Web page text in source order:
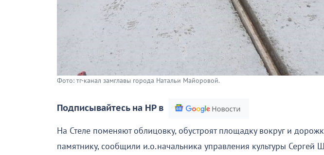
Фото: тг-канал замглавы города Натальи Майоровой.
Подписывайтесь на НР в
На Стеле поменяют облицовку, обустроят площадку вокруг и
памятнику, сообщили и.о.начальника управления культуры Сергей